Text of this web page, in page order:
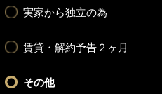
実家から独立の為
賃貸・解約予告２ヶ月
その他